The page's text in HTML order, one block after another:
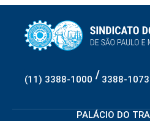
(11) 3388-1000 / 3388-1073
PALÁCIO DO